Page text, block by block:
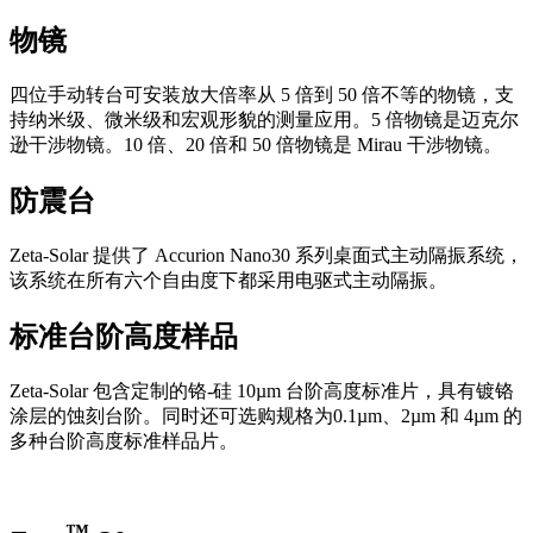
物镜
四位手动转台可安装放大倍率从 5 倍到 50 倍不等的物镜，支
持纳米级、微米级和宏观形貌的测量应用。5 倍物镜是迈克尔
逊干涉物镜。10 倍、20 倍和 50 倍物镜是 Mirau 干涉物镜。
防震台
Zeta-Solar 提供了 Accurion Nano30 系列桌面式主动隔振系统，
该系统在所有六个自由度下都采用电驱式主动隔振。
标准台阶高度样品
Zeta-Solar 包含定制的铬-硅 10µm 台阶高度标准片，具有镀铬
涂层的蚀刻台阶。同时还可选购规格为0.1µm、2µm 和 4µm 的
多种台阶高度标准样品片。